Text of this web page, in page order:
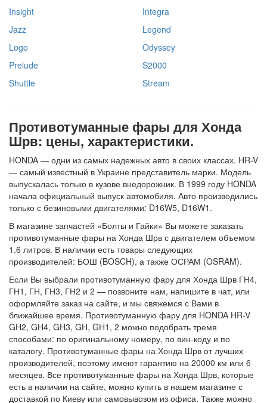
Insight
Integra
Jazz
Legend
Logo
Odyssey
Prelude
S2000
Shuttle
Stream
Противотуманные фары для Хонда
Шрв: цены, характеристики.
HONDA — одни из самых надежных авто в своих классах. HR-V
— самый известный в Украине представитель марки. Модель
выпускалась только в кузове внедорожник. В 1999 году HONDA
начала официальный выпуск автомобиля. Авто производились
только с безиновыми двигателями: D16W5, D16W1.
В магазине запчастей «Болты и Гайки» Вы можете заказать
противотуманные фары на Хонда Шрв с двигателем объемом
1.6 литров. В наличии есть товары следующих
производителей: БОШ (BOSCH), а также ОСРАМ (OSRAM).
Если Вы выбрали противотуманную фару для Хонда Шрв ГН4,
ГН1, ГН, ГН3, ГН2 и 2 — позвоните нам, напишите в чат, или
оформляйте заказ на сайте, и мы свяжемся с Вами в
ближайшее время. Противотуманную фару для HONDA HR-V
GH2, GH4, GH3, GH, GH1, 2 можно подобрать тремя
способами: по оригинальному номеру, по вин-коду и по
каталогу. Противотуманные фары на Хонда Шрв от лучших
производителей, поэтому имеют гарантию на 20000 км или 6
месяцев. Все противотуманные фары на Хонда Шрв, которые
есть в наличии на сайте, можно купить в нашем магазине с
доставкой по Киеву или самовывозом из офиса. Также можно